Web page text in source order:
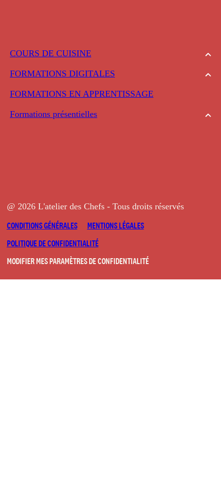
COURS DE CUISINE
FORMATIONS DIGITALES
FORMATIONS EN APPRENTISSAGE
Formations présentielles
@ 2026 L'atelier des Chefs - Tous droits réservés
CONDITIONS GÉNÉRALES
MENTIONS LÉGALES
POLITIQUE DE CONFIDENTIALITÉ
MODIFIER MES PARAMÈTRES DE CONFIDENTIALITÉ